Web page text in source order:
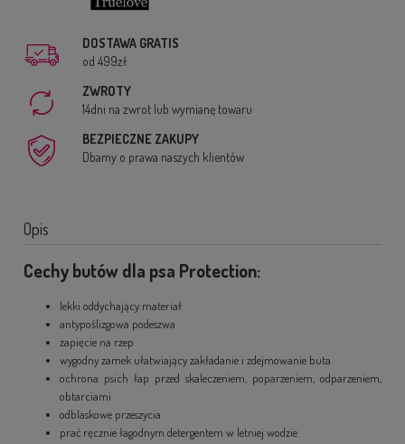
DOSTAWA GRATIS
od 499zł
ZWROTY
14dni na zwrot lub wymianę towaru
BEZPIECZNE ZAKUPY
Dbamy o prawa naszych klientów
Opis
Cechy butów dla psa Protection:
lekki oddychający materiał
antypoślizgowa podeszwa
zapięcie na rzep
wygodny zamek ułatwiający zakładanie i zdejmowanie buta
ochrona psich łap przed skaleczeniem, poparzeniem, odparzeniem,
obtarciami
odblaskowe przeszycia
prać ręcznie łagodnym detergentem w letniej wodzie